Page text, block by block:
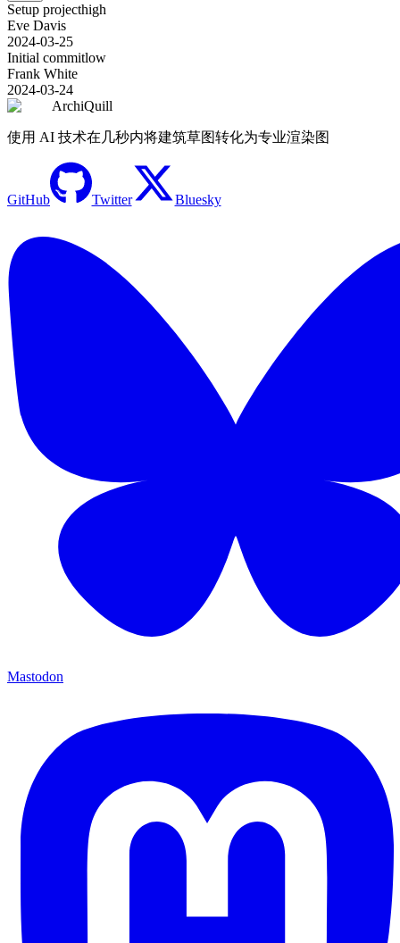
Setup projecthigh
Eve Davis
2024-03-25
Initial commitlow
Frank White
2024-03-24
ArchiQuill
使用 AI 技术在几秒内将建筑草图转化为专业渲染图
GitHub Twitter Bluesky
Mastodon